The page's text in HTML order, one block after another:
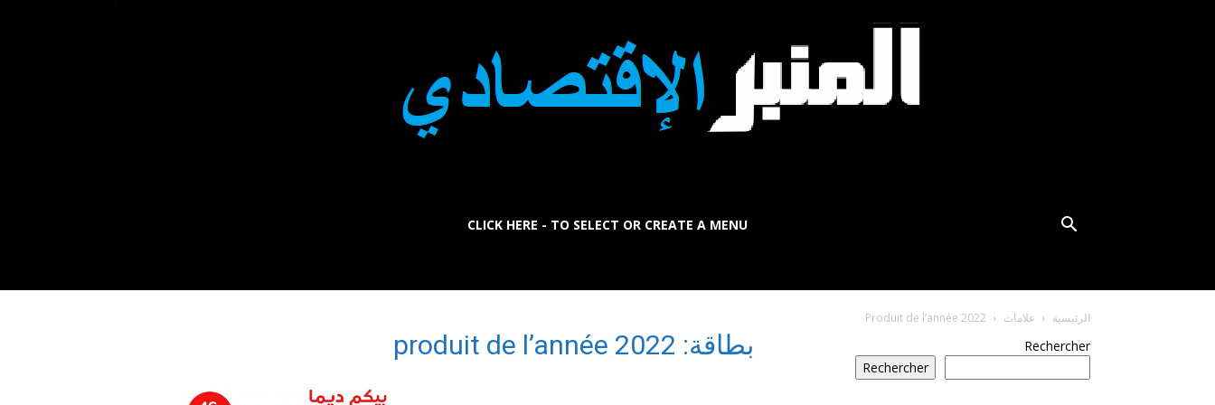
CLICK HERE - TO SELECT OR CREATE A MENU
الرئيسية علامات Produit de l’année 2022
بطاقة: produit de l’année 2022
Rechercher
Rechercher